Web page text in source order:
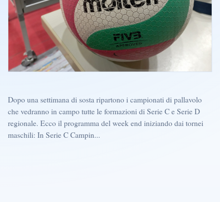
Dopo una settimana di sosta ripartono i campionati di pallavolo
che vedranno in campo tutte le formazioni di Serie C e Serie D
regionale. Ecco il programma del week end iniziando dai tornei
maschili: In Serie C Campin...